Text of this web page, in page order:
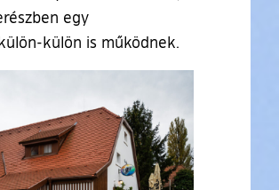
egy
külön is működnek.